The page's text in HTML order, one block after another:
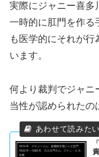
実際にジャニー喜多
一時的に肛門を作る
も医学的にそれが
います。
何より裁判でジャニ
当性が認められたの